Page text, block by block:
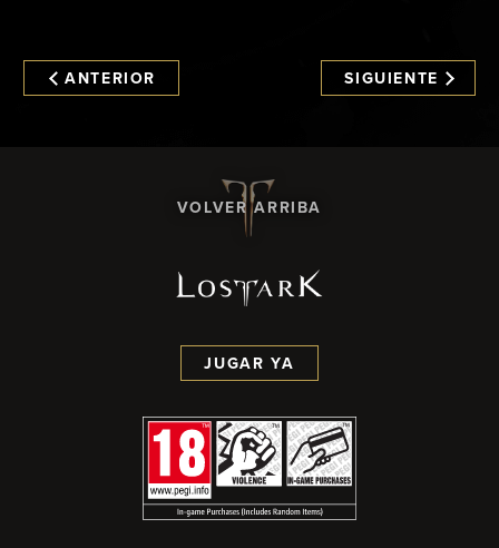
ANTERIOR SIGUIENTE
VOLVER ARRIBA
JUGAR YA